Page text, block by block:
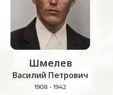
Шмелев
Василий Петрович
1908 - 1942